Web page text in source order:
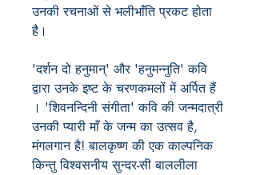
उनकी रचनाओं से भलीभाँति प्रकट होता
है।
'दर्शन दो हनुमान्' और 'हनुमन्नुति' कवि
द्वारा उनके इष्ट के चरणकमलों में अर्पित हैं
। 'शिवनन्दिनी संगीता' कवि की जन्मदात्री
उनकी प्यारी माँ के जन्म का उत्सव है,
मंगलगान है! बालकृष्ण की एक काल्पनिक
किन्तु विश्वसनीय सुन्दर-सी बाललीला